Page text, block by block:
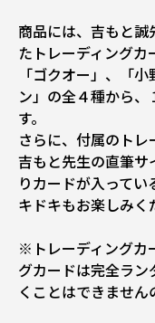
商品には、吉もと
たトレーディングカ
「ゴクオー」、「
ン」の全４種から
す。
さらに、付属のトレ
吉もと先生の直筆サ
りカードが入って
キドキもお楽しみく
※トレーディングカ
グカードは完全ラン
くことはできません